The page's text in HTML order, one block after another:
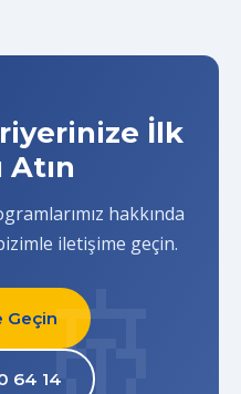
İlk
Atın
hakkında
iletişime geçin.
Geçin
64 14